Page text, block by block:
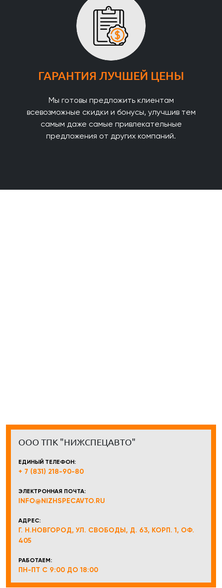
ГАРАНТИЯ ЛУЧШЕЙ ЦЕНЫ
Мы готовы предложить клиентам
всевозможные скидки и бонусы, улучшив тем
самым даже самые привлекательные
предложения от других компаний.
ООО ТПК "НИЖСПЕЦАВТО"
ЕДИНЫЙ ТЕЛЕФОН:
+ 7 (831) 218-90-80
ЭЛЕКТРОННАЯ ПОЧТА:
INFO@NIZHSPECAVTO.RU
АДРЕС:
Г. Н.НОВГОРОД, УЛ. СВОБОДЫ, Д. 63, КОРП. 1, ОФ.
405
РАБОТАЕМ:
ПН-ПТ С 9:00 ДО 18:00